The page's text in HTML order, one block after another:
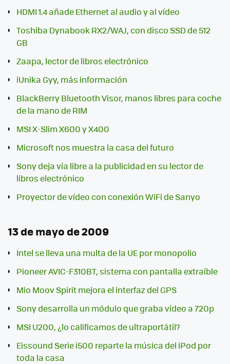
HDMI 1.4 añade Ethernet al audio y al vídeo
Toshiba Dynabook RX2/WAJ, con disco SSD de 512
GB
Zaapa, lector de libros electrónico
iUnika Gyy, más información
BlackBerry Bluetooth Visor, manos libres para coche
de la mano de RIM
MSI X-Slim X600 y X400
Microsoft nos muestra la casa del futuro
Sony deja vía libre a la publicidad en su lector de
libros electrónico
Proyector de vídeo con conexión WiFi de Sanyo
13 de mayo de 2009
Intel se lleva una multa de la UE por monopolio
Pioneer AVIC-F310BT, sistema con pantalla extraíble
Mio Moov Spirit mejora el interfaz del GPS
Sony desarrolla un módulo que graba vídeo a 720p
MSI U200, ¿lo calificamos de ultraportátil?
Eissound Serie i500 reparte la música del iPod por
toda la casa